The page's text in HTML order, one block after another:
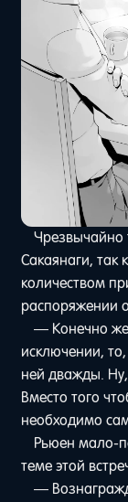
Чрезвычайно
Сакаянаги, так
количеством
распоряжении
— Конечно
исключении,
ней дважды. Ну,
Вместо того
необходимо
Рьюен мало-
теме этой
—